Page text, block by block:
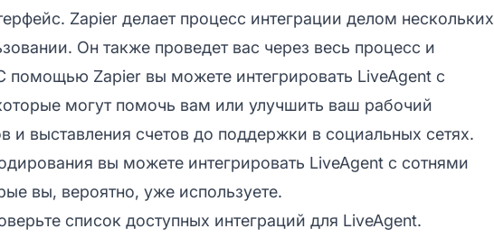
Zapier делает процесс интеграции делом нескольких
Он также проведет вас через весь процесс и
помощью Zapier вы можете интегрировать LiveAgent с
могут помочь вам или улучшить ваш рабочий
и выставления счетов до поддержки в социальных сетях.
вы можете интегрировать LiveAgent с сотнями
вы, вероятно, уже используете.
список доступных интеграций для LiveAgent.